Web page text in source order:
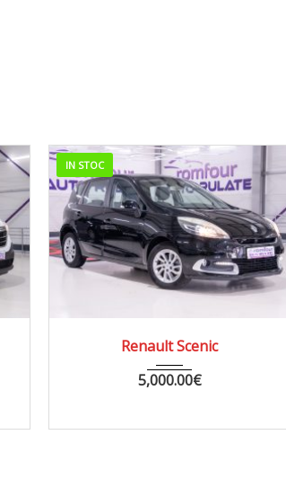
IN STOC
2010 MANUA...
RENAULT GRAND SCENIC
3,500.00